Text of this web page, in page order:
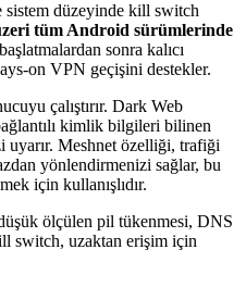
sistem düzeyinde kill switch
tüm Android sürümlerinde
sonra kalıcı
on VPN geçişini destekler.
çalıştırır. Dark Web
kimlik bilgileri bilinen
Meshnet özelliği, trafiği
yönlendirmenizi sağlar, bu
için kullanışlıdır.
ölçülen pil tükenmesi, DNS
switch, uzaktan erişim için